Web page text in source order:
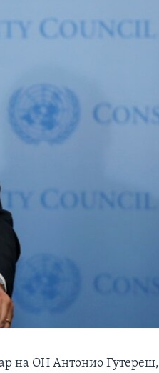
на ОН Антонио Гутереш,